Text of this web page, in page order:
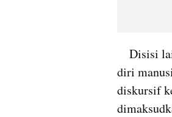
diri
diskursif